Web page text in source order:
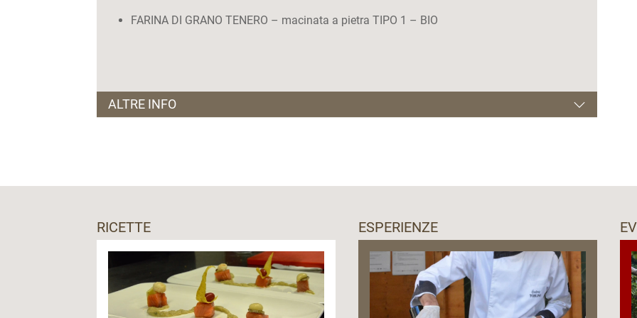
FARINA DI GRANO TENERO – macinata a pietra TIPO 1 – BIO
ALTRE INFO
RICETTE ESPERIENZE